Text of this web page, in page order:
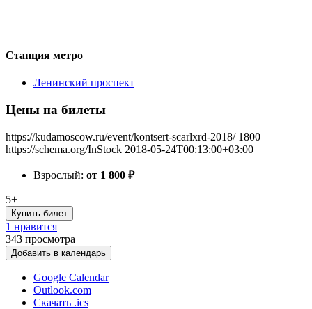
Станция метро
Ленинский проспект
Цены на билеты
https://kudamoscow.ru/event/kontsert-scarlxrd-2018/ 1800
https://schema.org/InStock 2018-05-24T00:13:00+03:00
Взрослый: от 1 800 ₽
5+
Купить билет
1 нравится
343 просмотра
Добавить в календарь
Google Calendar
Outlook.com
Скачать .ics